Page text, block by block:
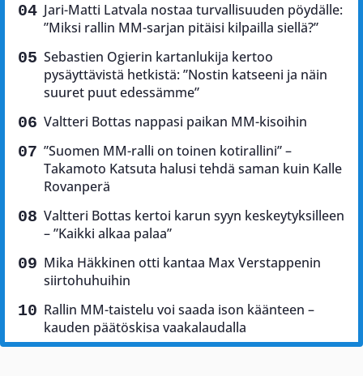
Jari-Matti Latvala nostaa turvallisuuden pöydälle:
”Miksi rallin MM-sarjan pitäisi kilpailla siellä?”
Sebastien Ogierin kartanlukija kertoo
pysäyttävistä hetkistä: ”Nostin katseeni ja näin
suuret puut edessämme”
Valtteri Bottas nappasi paikan MM-kisoihin
”Suomen MM-ralli on toinen kotirallini” –
Takamoto Katsuta halusi tehdä saman kuin Kalle
Rovanperä
Valtteri Bottas kertoi karun syyn keskeytyksilleen
– ”Kaikki alkaa palaa”
Mika Häkkinen otti kantaa Max Verstappenin
siirtohuhuihin
Rallin MM-taistelu voi saada ison käänteen –
kauden päätöskisa vaakalaudalla